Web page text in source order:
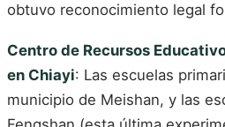
obtuvo reconocimiento legal
Centro de Recursos
en Chiayi: Las escuelas
municipio de Meishan, y las